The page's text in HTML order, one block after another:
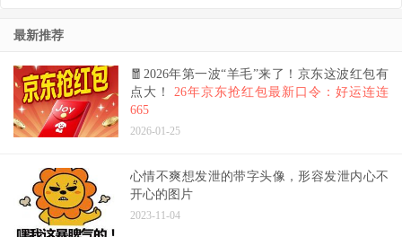
最新推荐
🧧2026年第一波“羊毛”来了！京东这波红包有
点大！ 26年京东抢红包最新口令：好运连连
665
2026-01-25
心情不爽想发泄的带字头像，形容发泄内心不
开心的图片
2023-11-04